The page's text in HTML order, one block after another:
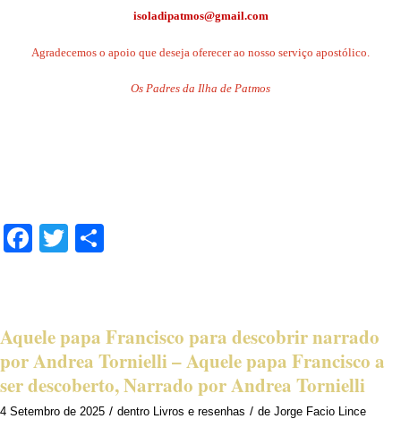
isoladipatmos@gmail.com
Agradecemos o apoio que deseja oferecer ao nosso serviço apostólico.
Os Padres da Ilha de Patmos
Facebook
Twitter
Aquele papa Francisco para descobrir narrado
por Andrea Tornielli – Aquele papa Francisco a
ser descoberto, Narrado por Andrea Tornielli
4 Setembro de 2025 / dentro Livros e resenhas / de Jorge Facio Lince